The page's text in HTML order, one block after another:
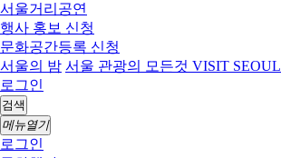
서울거리공연
행사 홍보 신청
문화공간등록 신청
서울의 밤 서울 관광의 모든것 VISIT SEOUL
로그인
검색
메뉴열기
로그인